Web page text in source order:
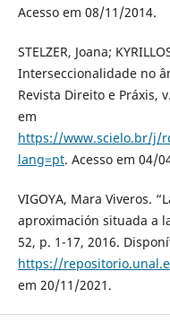
Acesso em 08/11/2014.
STELZER, Joana;
Interseccionalidade no
Revista Direito e Práxis,
em
https://www.scielo.br/j/
lang=pt. Acesso em 04/
VIGOYA, Mara Viveros.
aproximación situada a
52, p. 1-17, 2016.
https://
em 20/11/2021.